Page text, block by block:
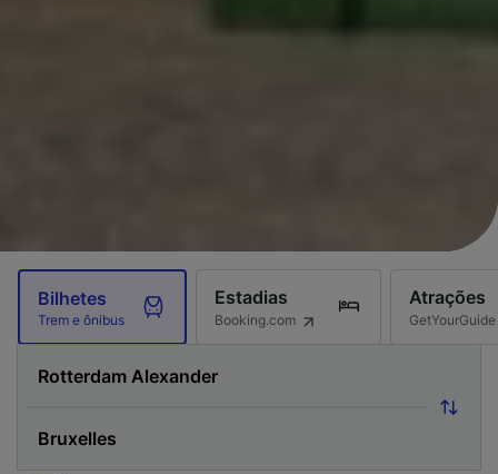
Bilhetes
Trem e ônibus
Estadias
Booking.com
Atrações
GetYourGuide